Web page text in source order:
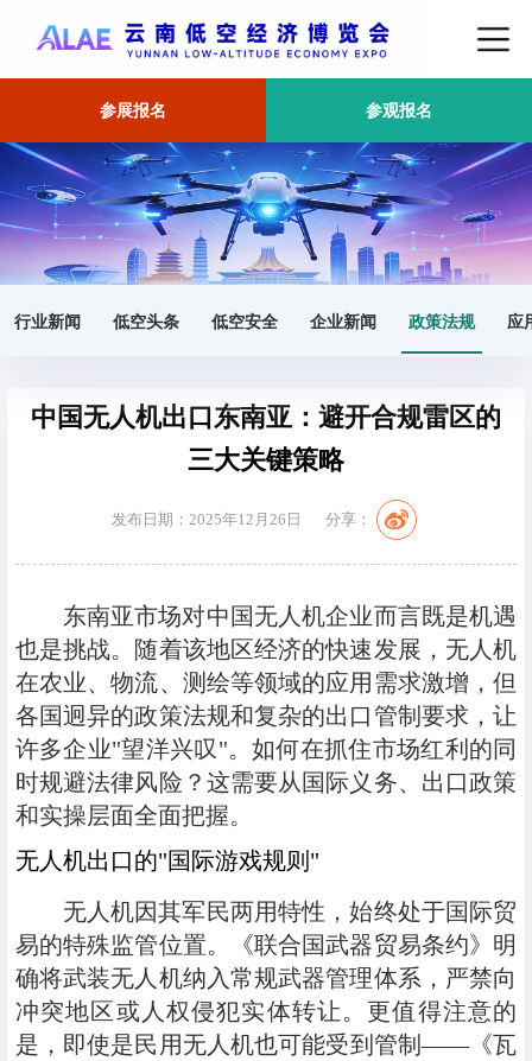
参展报名 参观报名
行业新闻 低空头条 低空安全 企业新闻 政策法规 应
首页 政策法规 正文
中国无人机出口东南亚：避开合规雷区的
三大关键策略
发布日期：2025年12月26日 分享：
东南亚市场对中国无人机企业而言既是机遇
也是挑战。随着该地区经济的快速发展，无人机
在农业、物流、测绘等领域的应用需求激增，但
各国迥异的政策法规和复杂的出口管制要求，让
许多企业"望洋兴叹"。如何在抓住市场红利的同
时规避法律风险？这需要从国际义务、出口政策
和实操层面全面把握。
无人机出口的"国际游戏规则"
无人机因其军民两用特性，始终处于国际贸
易的特殊监管位置。《联合国武器贸易条约》明
确将武装无人机纳入常规武器管理体系，严禁向
冲突地区或人权侵犯实体转让。更值得注意的
是，即使是民用无人机也可能受到管制——《瓦